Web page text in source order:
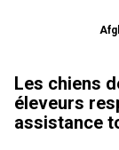
Les chiens
éleveurs
assistance